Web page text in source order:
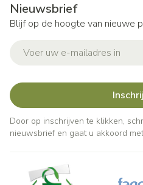
Nieuwsbrief
Blijf op de hoogte van nieuwe
Door op inschrijven te klikken,
nieuwsbrief en gaat u akkoord